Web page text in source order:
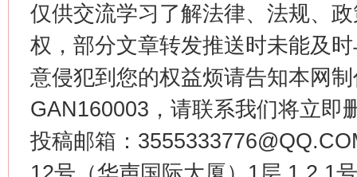
仅供交流学习了解法律、法规、
权，部分文章转发推送时未能及
意侵犯到您的权益烦请告知本网
GAN160003，请联系我们将立即
投稿邮箱：